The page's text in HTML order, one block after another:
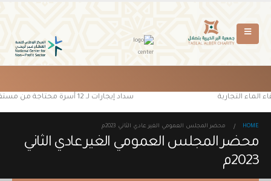
سداد إيجارات لـ 12 أسرة محتاجة من مستفيدي جمعية البر الخيرية بتصلال التجارية
HOME محضر المجلس العمومي الغير عادي الثاني 2023م
محضر المجلس العمومي الغير عادي الثاني
2023م